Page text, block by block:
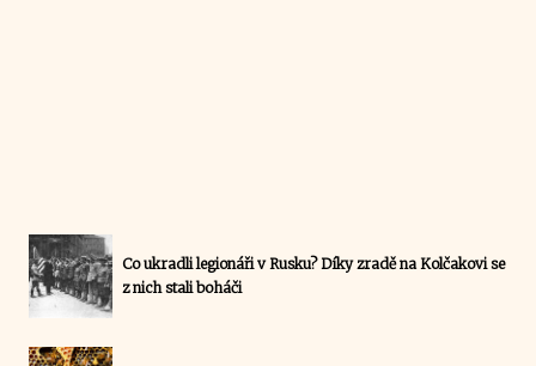
Co ukradli legionáři v Rusku? Díky zradě na Kolčakovi se
z nich stali boháči